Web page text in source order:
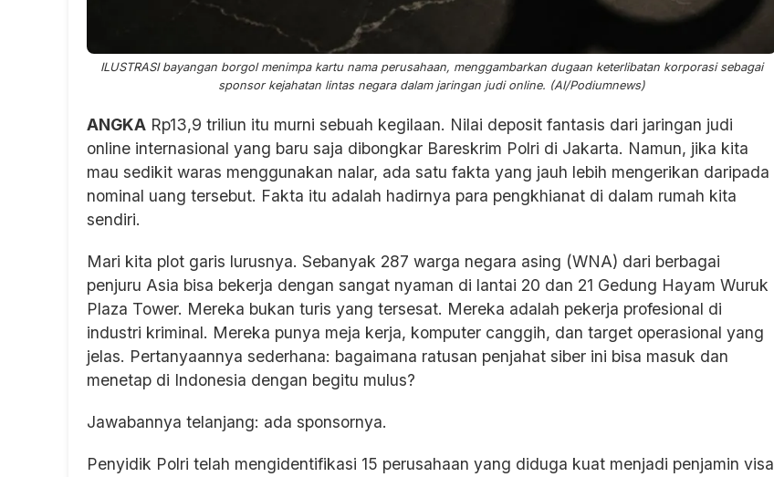
ILUSTRASI bayangan borgol menimpa kartu nama perusahaan, menggambarkan dugaan keterlibatan korporasi sebagai
sponsor kejahatan lintas negara dalam jaringan judi online. (AI/Podiumnews)
ANGKA Rp13,9 triliun itu murni sebuah kegilaan. Nilai deposit fantasis dari jaringan judi
online internasional yang baru saja dibongkar Bareskrim Polri di Jakarta. Namun, jika kita
mau sedikit waras menggunakan nalar, ada satu fakta yang jauh lebih mengerikan daripada
nominal uang tersebut. Fakta itu adalah hadirnya para pengkhianat di dalam rumah kita
sendiri.
Mari kita plot garis lurusnya. Sebanyak 287 warga negara asing (WNA) dari berbagai
penjuru Asia bisa bekerja dengan sangat nyaman di lantai 20 dan 21 Gedung Hayam Wuruk
Plaza Tower. Mereka bukan turis yang tersesat. Mereka adalah pekerja profesional di
industri kriminal. Mereka punya meja kerja, komputer canggih, dan target operasional yang
jelas. Pertanyaannya sederhana: bagaimana ratusan penjahat siber ini bisa masuk dan
menetap di Indonesia dengan begitu mulus?
Jawabannya telanjang: ada sponsornya.
Penyidik Polri telah mengidentifikasi 15 perusahaan yang diduga kuat menjadi penjamin visa